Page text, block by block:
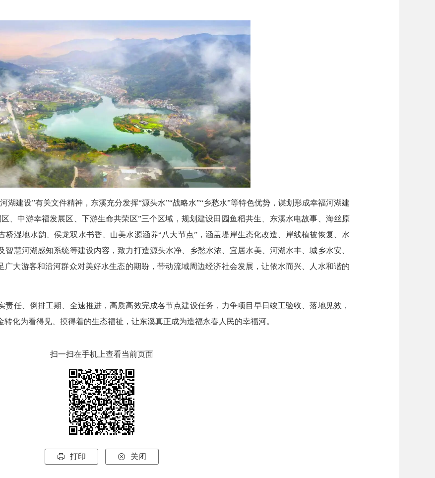
建设”有关文件精神，东溪充分发挥“源头水”“战略水”“乡愁水”等特色优势，谋划形成幸福河湖建
、中游幸福发展区、下游生命共荣区”三个区域，规划建设田园鱼稻共生、东溪水电故事、海丝原
桥湿地水韵、侯龙双水书香、山美水源涵养“八大节点”，涵盖堤岸生态化改造、岸线植被恢复、水
慧河湖感知系统等建设内容，致力打造源头水净、乡愁水浓、宜居水美、河湖水丰、城乡水安、
广大游客和沿河群众对美好水生态的期盼，带动流域周边经济社会发展，让依水而兴、人水和谐的
、倒排工期、全速推进，高质高效完成各节点建设任务，力争项目早日竣工验收、落地见效，
化为看得见、摸得着的生态福祉，让东溪真正成为造福永春人民的幸福河。
扫一扫在手机上查看当前页面
 打印  关闭